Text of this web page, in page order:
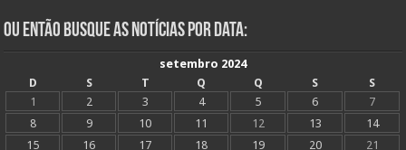
Ou Então Busque as Notícias Por Data:
setembro 2024
D
S T Q Q S
S
1
2 3 4 5 6
7
8
9 10 11 12 13
14
15
16 17 18 19 20 21